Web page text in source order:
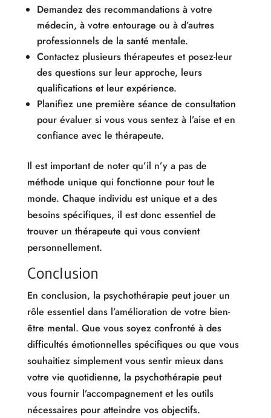
Demandez des recommandations à votre
médecin, à votre entourage ou à d’autres
professionnels de la santé mentale.
Contactez plusieurs thérapeutes et posez-leur
des questions sur leur approche, leurs
qualifications et leur expérience.
Planifiez une première séance de consultation
pour évaluer si vous vous sentez à l’aise et en
confiance avec le thérapeute.
Il est important de noter qu’il n’y a pas de
méthode unique qui fonctionne pour tout le
monde. Chaque individu est unique et a des
besoins spécifiques, il est donc essentiel de
trouver un thérapeute qui vous convient
personnellement.
Conclusion
En conclusion, la psychothérapie peut jouer un
rôle essentiel dans l’amélioration de votre bien-
être mental. Que vous soyez confronté à des
difficultés émotionnelles spécifiques ou que vous
souhaitiez simplement vous sentir mieux dans
votre vie quotidienne, la psychothérapie peut
vous fournir l’accompagnement et les outils
nécessaires pour atteindre vos objectifs.